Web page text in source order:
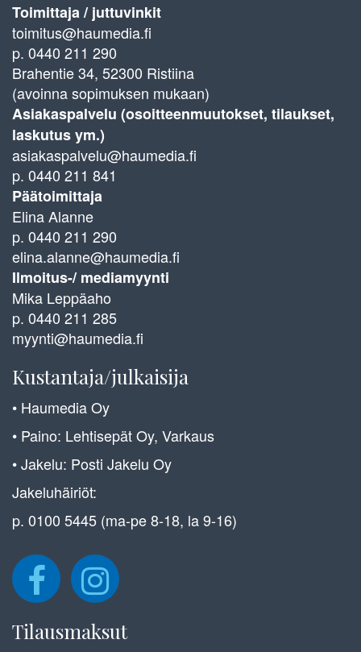
Toimittaja / juttuvinkit
toimitus@haumedia.fi
p. 0440 211 290
Brahentie 34, 52300 Ristiina
(avoinna sopimuksen mukaan)
Asiakaspalvelu (osoitteenmuutokset, tilaukset,
laskutus ym.)
asiakaspalvelu@haumedia.fi
p. 0440 211 841
Päätoimittaja
Elina Alanne
p. 0440 211 290
elina.alanne@haumedia.fi
Ilmoitus-/ mediamyynti
Mika Leppäaho
p. 0440 211 285
myynti@haumedia.fi
Kustantaja/julkaisija
• Haumedia Oy
• Paino: Lehtisepät Oy, Varkaus
• Jakelu: Posti Jakelu Oy
Jakeluhäiriöt:
p. 0100 5445 (ma-pe 8-18, la 9-16)
Tilausmaksut